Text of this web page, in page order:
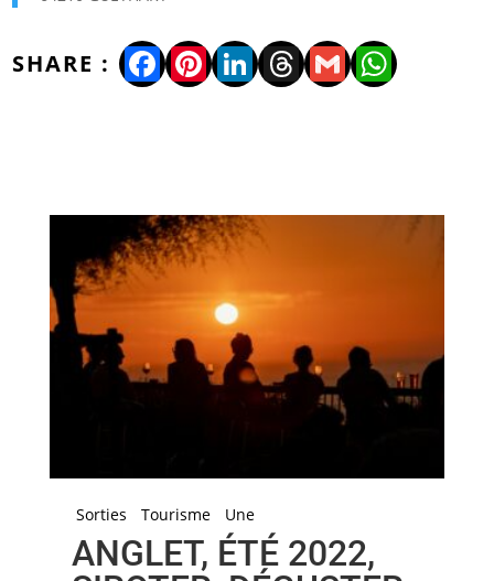
Facebook
Pinterest
LinkedIn
Threads
Gmail
Sorties Tourisme Une
ANGLET, ÉTÉ 2022,